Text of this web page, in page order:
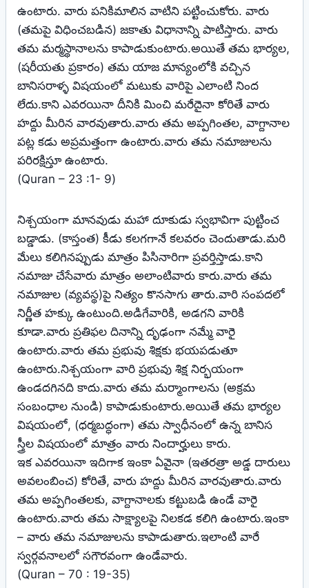
ఉంటారు. వారు పనికిమాలిన వాటిని పట్టించుకోరు. వారు
(తమపై విధించబడిన) జకాతు విధానాన్ని పాటిస్తారు. వారు
తమ మర్మస్థానాలను కాపాడుకుంటారు.అయితే తమ భార్యల,
(షరీయతు ప్రకారం) తమ యాజ మాన్యంలోకి వచ్చిన
బానిసరాళ్ళ విషయంలో మటుకు వారిపై ఎలాంటి నింద
లేదు.కాని ఎవరయినా దీనికి మించి మరేదైనా కోరితే వారు
హద్దు మీరిన వారవుతారు.వారు తమ అప్పగింతల, వాగ్దానాల
పట్ల కడు అప్రమత్తంగా ఉంటారు.వారు తమ నమాజులను
పరిరక్షిస్తూ ఉంటారు.
(Quran – 23 :1- 9)
నిశ్చయంగా మానవుడు మహా దూకుడు స్వభావిగా పుట్టించ
బడ్డాడు. (కాస్తంత) కీడు కలగగానే కలవరం చెందుతాడు.మరి
మేలు కలిగినప్పుడు మాత్రం పిసినారిగా ప్రవర్తిస్తాడు.కాని
నమాజు చేసేవారు మాత్రం అలాంటివారు కారు.వారు తమ
నమాజుల (వ్యవస్థ)పై నిత్యం కొనసాగు తారు.వారి సంపదలో
నిర్ణీత హక్కు ఉంటుంది.అడిగేవారికి, అడగని వారికి
కూడా.వారు ప్రతిఫల దినాన్ని దృఢంగా నమ్మే వారై
ఉంటారు.వారు తమ ప్రభువు శిక్షకు భయపడుతూ
ఉంటారు.నిశ్చయంగా వారి ప్రభువు శిక్ష నిర్భయంగా
ఉండదగినది కాదు.వారు తమ మర్మాంగాలను (అక్రమ
సంబంధాల నుండి) కాపాడుకుంటారు.అయితే తమ భార్యల
విషయంలో, (ధర్మబద్ధంగా) తమ స్వాధీనంలో ఉన్న బానిస
స్త్రీల విషయంలో మాత్రం వారు నిందార్హులు కారు.
ఇక ఎవరయినా ఇదిగాక ఇంకా ఏవైనా (ఇతరత్రా అడ్డ దారులు
అవలంబించ) కోరితే, వారు హద్దు మీరిన వారవుతారు.వారు
తమ అప్పగింతలకు, వాగ్దానాలకు కట్టుబడి ఉండే వారై
ఉంటారు.వారు తమ సాక్ష్యాలపై నిలకడ కలిగి ఉంటారు.ఇంకా
– వారు తమ నమాజులను కాపాడుతారు.ఇలాంటి వారే
స్వర్గవనాలలో సగౌరవంగా ఉండేవారు.
(Quran – 70 : 19-35)